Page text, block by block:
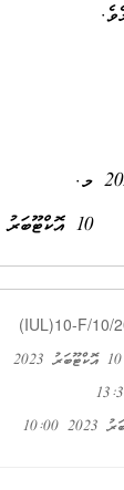
10 އޮކްޓޫބަރު 2023
(IUL)10-F/10/